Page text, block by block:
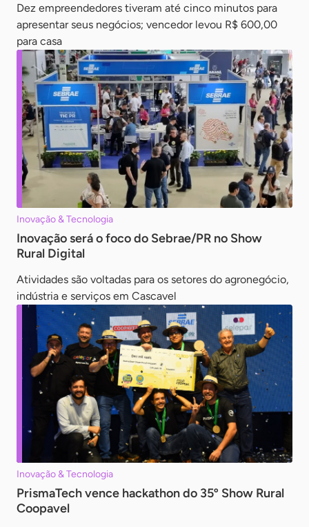
Dez empreendedores tiveram até cinco minutos para
apresentar seus negócios; vencedor levou R$ 600,00
para casa
Inovação & Tecnologia
Inovação será o foco do Sebrae/PR no Show
Rural Digital
Atividades são voltadas para os setores do agronegócio,
indústria e serviços em Cascavel
Inovação & Tecnologia
PrismaTech vence hackathon do 35º Show Rural
Coopavel